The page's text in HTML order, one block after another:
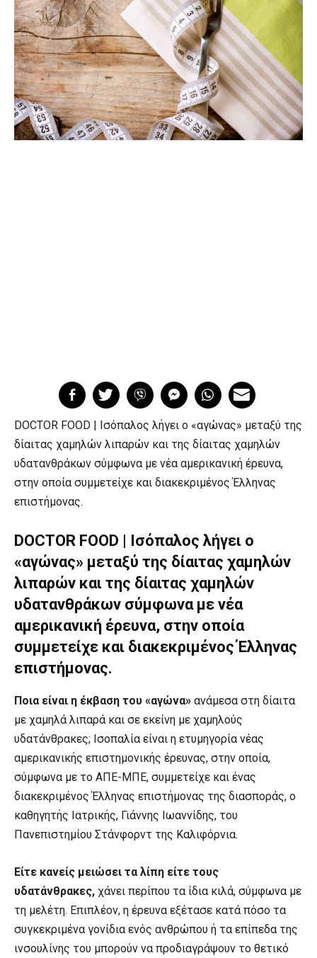
DOCTOR FOOD | Ισόπαλος λήγει ο «αγώνας» μεταξύ της
δίαιτας χαμηλών λιπαρών και της δίαιτας χαμηλών
υδατανθράκων σύμφωνα με νέα αμερικανική έρευνα,
στην οποία συμμετείχε και διακεκριμένος Έλληνας
επιστήμονας.
DOCTOR FOOD | Ισόπαλος λήγει ο
«αγώνας» μεταξύ της δίαιτας χαμηλών
λιπαρών και της δίαιτας χαμηλών
υδατανθράκων σύμφωνα με νέα
αμερικανική έρευνα, στην οποία
συμμετείχε και διακεκριμένος Έλληνας
επιστήμονας.
Ποια είναι η έκβαση του «αγώνα» ανάμεσα στη δίαιτα
με χαμηλά λιπαρά και σε εκείνη με χαμηλούς
υδατάνθρακες; Ισοπαλία είναι η ετυμηγορία νέας
αμερικανικής επιστημονικής έρευνας, στην οποία,
σύμφωνα με το ΑΠΕ-ΜΠΕ, συμμετείχε και ένας
διακεκριμένος Έλληνας επιστήμονας της διασποράς, ο
καθηγητής Ιατρικής, Γιάννης Ιωαννίδης, του
Πανεπιστημίου Στάνφορντ της Καλιφόρνια.
Είτε κανείς μειώσει τα λίπη είτε τους
υδατάνθρακες, χάνει περίπου τα ίδια κιλά, σύμφωνα με
τη μελέτη. Επιπλέον, η έρευνα εξέτασε κατά πόσο τα
συγκεκριμένα γονίδια ενός ανθρώπου ή τα επίπεδα της
ινσουλίνης του μπορούν να προδιαγράψουν το θετικό